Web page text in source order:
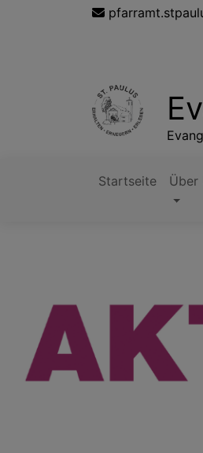
Startseite Über